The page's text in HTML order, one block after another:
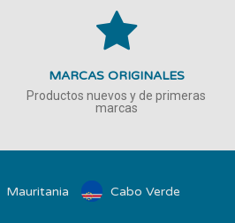
MARCAS ORIGINALES
Productos nuevos y de primeras
marcas
Mauritania Cabo Verde